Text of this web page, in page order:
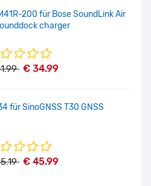
200 für Bose SoundLink Air
charger
€ 34.99
für SinoGNSS T30 GNSS
€ 45.99